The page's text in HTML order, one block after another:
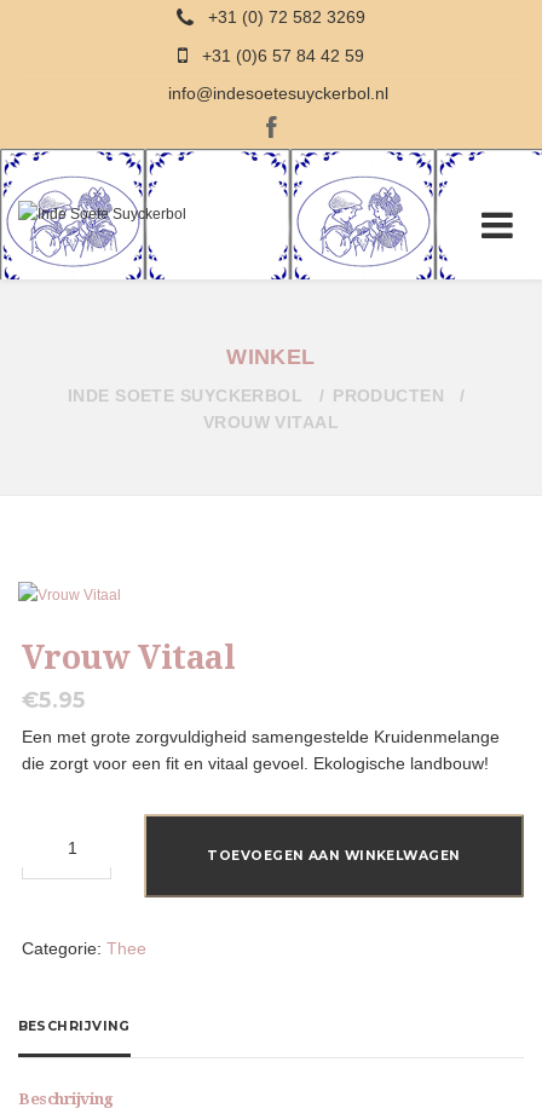
+31 (0) 72 582 3269
+31 (0)6 57 84 42 59
info@indesoetesuyckerbol.nl
WINKEL
INDE SOETE SUYCKERBOL
PRODUCTEN
VROUW VITAAL
Vrouw Vitaal
€5.95
Een met grote zorgvuldigheid samengestelde Kruidenmelange
die zorgt voor een fit en vitaal gevoel. Ekologische landbouw!
aantal
TOEVOEGEN AAN WINKELWAGEN
Categorie: Thee
BESCHRIJVING
Beschrijving